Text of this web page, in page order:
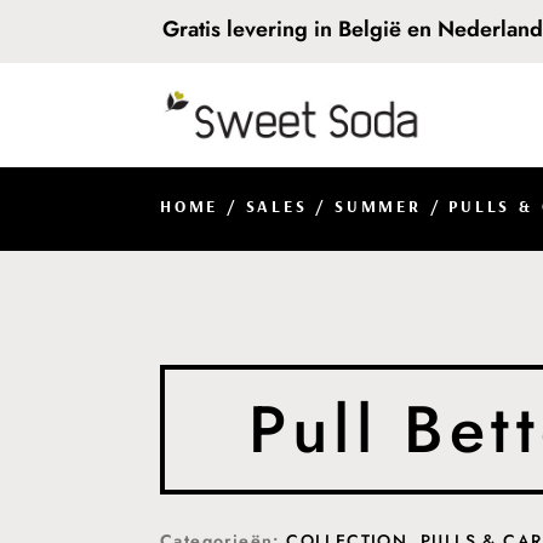
Gratis levering in België en
HOME / SALES /SUMMER / PULLS &
Pull